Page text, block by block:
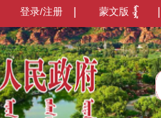
蒙文版
登录/注册